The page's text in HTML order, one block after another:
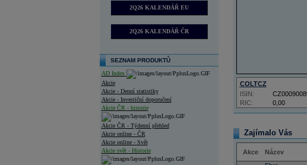
2Q26 KALENDÁŘ EU
2Q26 KALENDÁŘ ČR
SEZNAM PRODUKTŮ
AD Index
Akcie
Akcie - Denní statistiky
Akcie - Investiční doporučení
Akcie ČR - historie
Akcie ČR - Týdenní přehled
Akcie online - ČR
Akcie online - Svět
Akcie svět - Historie
COLTCZ
RIC: 0,00
ISIN:
Zajímalo Vás
Akce Název